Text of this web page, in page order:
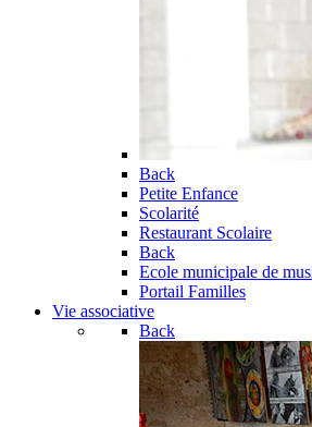
Back
Petite Enfance
Scolarité
Restaurant Scolaire
Back
Ecole municipale de
Portail Familles
Vie associative
Back